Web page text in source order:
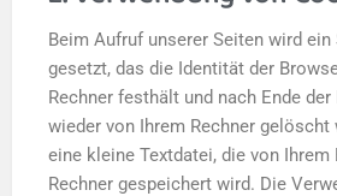
Beim Aufruf unserer Seiten wird
gesetzt, das die Identität der
Rechner festhält und nach Ende
wieder von Ihrem Rechner
eine kleine Textdatei, die von Ihrem
Rechner gespeichert wird. Die